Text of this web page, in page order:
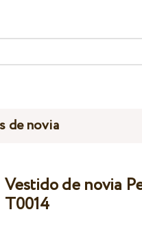
de novia
Vestido de novia
T0014